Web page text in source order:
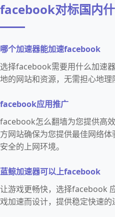
facebook对标国内
哪个加速器能加速facebook
选择facebook需要用什么加速
地的网站和资源，无需担心地理
facebook应用推广
facebook怎么翻墙为您提供高
方网站确保为您提供最佳网络
安全的上网环境。
蓝鲸加速器可以上facebook
让游戏更畅快，选择facebook
戏加速而设计，提供稳定快速的